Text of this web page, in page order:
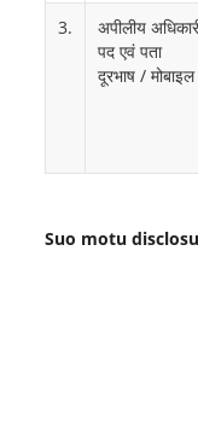
3.
अपीलीय
पद एवं पता
दूरभाष /
Suo motu